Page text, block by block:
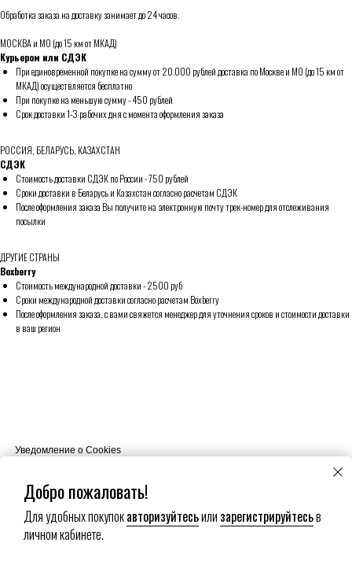
Добро пожаловать!
Для удобных покупокавторизуйтесьили зарегистрируйтесьв
личном кабинете.
Уведомление о Cookies
вы соглашаетесь на использование нами ваших файлов cookie.
Хорошо
Обработка заказа на доставку занимает до 24 часов.
МОСКВА и МО (до 15 км от МКАД)
Курьером или СДЭК
При единовременной покупке на сумму от 20.000 рублей доставка по Москве и МО (до 15 км от
МКАД) осуществляется бесплатно
При покупке на меньшую сумму - 450 рублей
Срок доставки 1-3 рабочих дня с момента оформления заказа
РОССИЯ, БЕЛАРУСЬ, КАЗАХСТАН
СДЭК
Стоимость доставки СДЭК по России - 750 рублей
Сроки доставки в Беларусь и Казахстан согласно расчетам СДЭК
После оформления заказа Вы получите на электронную почту трек-номер для отслеживания
посылки
ДРУГИЕ СТРАНЫ
Boxberry
Стоимость международной доставки - 2500 руб
Сроки международной доставки согласно расчетам Boxberry
После оформления заказа, с вами свяжется менеджер для уточнения сроков и стоимости доставки
в ваш регион